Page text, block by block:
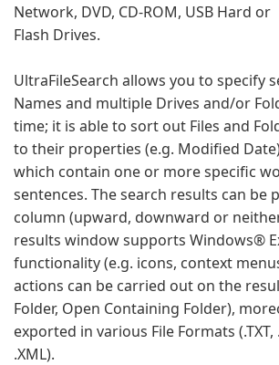
Network, DVD, CD-ROM, USB Hard or
Flash Drives.
UltraFileSearch allows you to specify
Names and multiple Drives and/or
time; it is able to sort out Files and
to their properties (e.g. Modified
which contain one or more specific
sentences. The search results can be
column (upward, downward or
results window supports Windows®
functionality (e.g. icons, context
actions can be carried out on the
Folder, Open Containing Folder),
exported in various File Formats (.TXT,
.XML).